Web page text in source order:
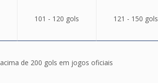
101 - 120 gols 121 - 150 gols
acima de 200 gols em jogos oficiais